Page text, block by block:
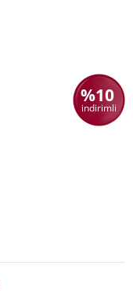
%10
indirimli